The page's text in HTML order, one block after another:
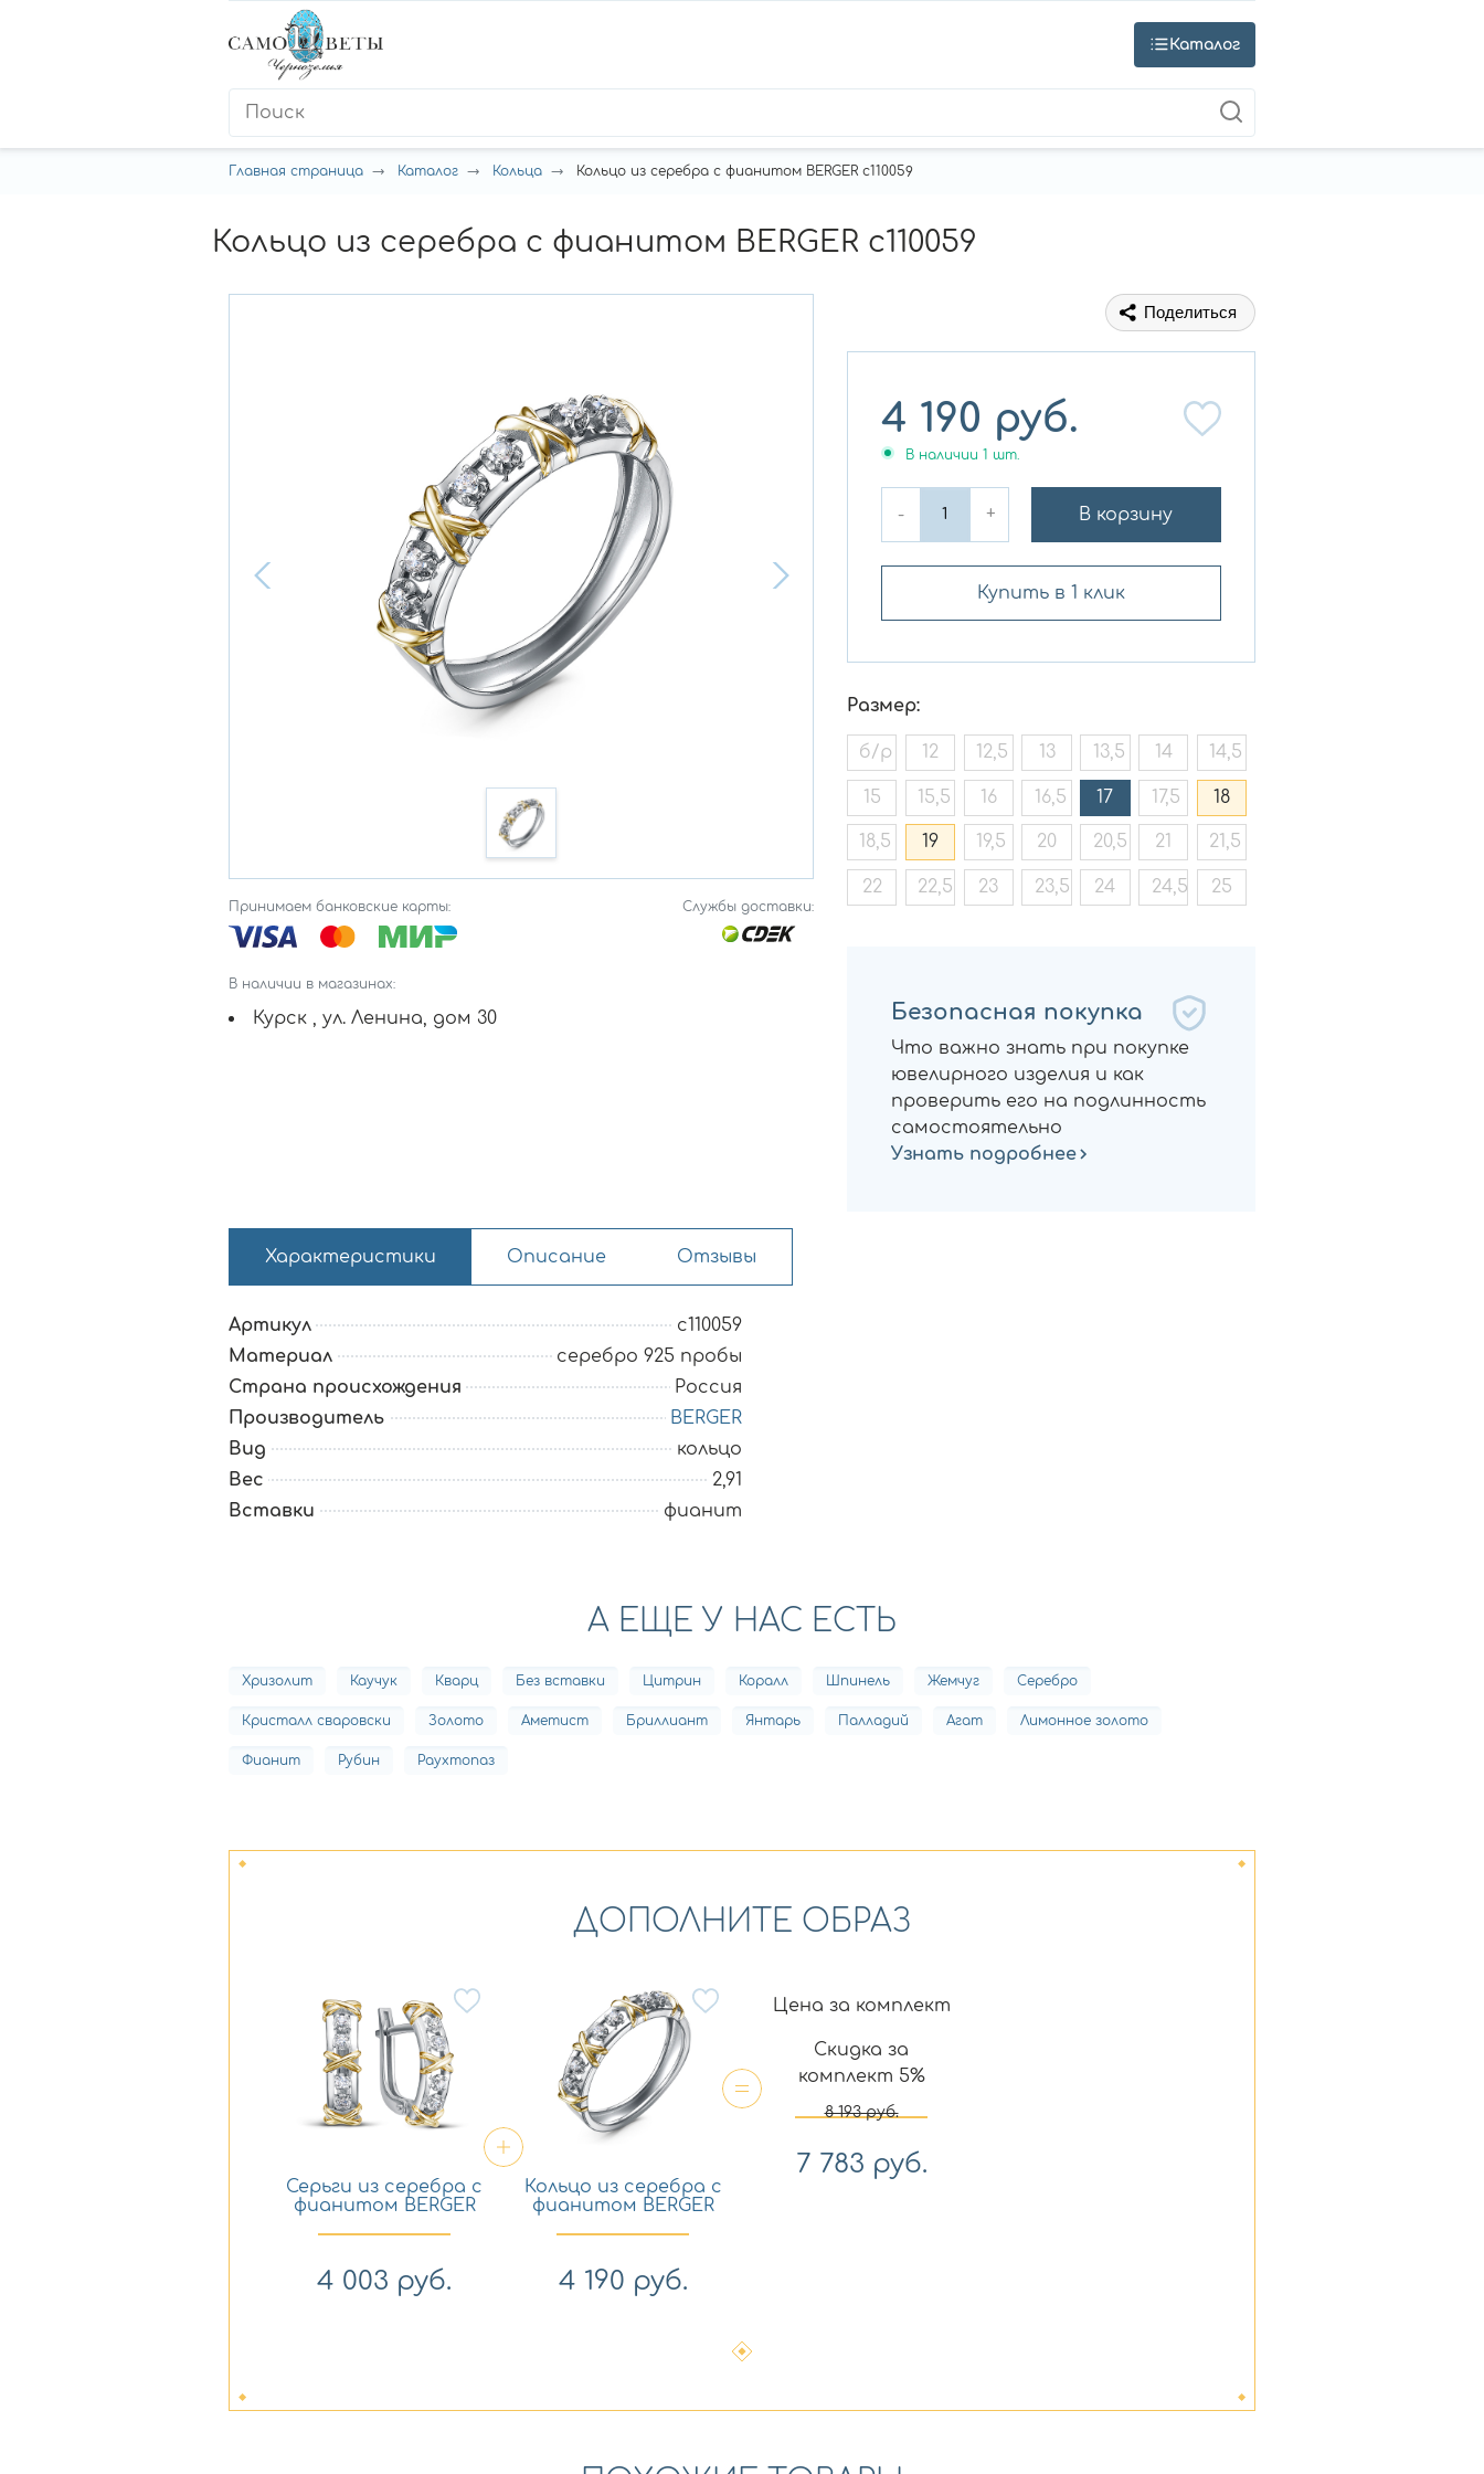
Каталог
Главная страница Каталог Кольца Кольцо из серебра с фианитом BERGER с110059
Кольцо из серебра с фианитом BERGER с110059
Принимаем банковские карты: Службы доставки:
В наличии в магазинах:
Курск , ул. Ленина, дом 30
Поделиться
4 190 руб.
В наличии 1 шт.
- + В корзину
Купить в 1 клик
Размер:
б/р 12 12,5 13 13,5 14 14,5
15 15,5 16 16,5 17 17,5 18
18,5 19 19,5 20 20,5 21 21,5
22 22,5 23 23,5 24 24,5 25
Безопасная покупка
Что важно знать при покупке
ювелирного изделия и как
проверить его на подлинность
самостоятельно
Узнать подробнее
Характеристики Описание Отзывы
Артикул
с110059
Материал
серебро 925 пробы
Страна происхождения
Россия
Производитель
BERGER
Вид
кольцо
Вес
2,91
Вставки
фианит
А ЕЩЕ У НАС ЕСТЬ
Хризолит Каучук Кварц Без вставки Цитрин Коралл Шпинель Жемчуг Серебро
Кристалл сваровски Золото Аметист Бриллиант Янтарь Палладий Агат Лимонное золото
Фианит Рубин Раухтопаз
ДОПОЛНИТЕ ОБРАЗ
Серьги из серебра с
фианитом BERGER
4 003 руб.
Кольцо из серебра с
фианитом BERGER
4 190 руб.
Цена за комплект
Скидка за
комплект 5%
8 193руб.
7 783 руб.